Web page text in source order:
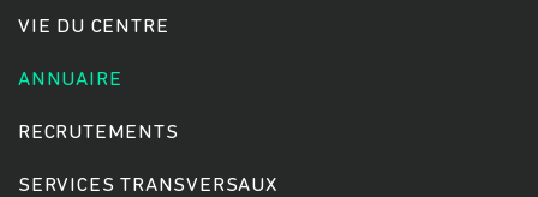
VIE DU CENTRE
ANNUAIRE
RECRUTEMENTS
SERVICES TRANSVERSAUX